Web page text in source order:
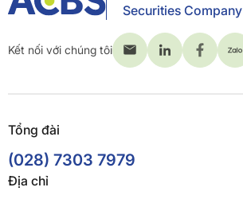
Securities Company
Kết nối với chúng tôi
Tổng đài
(028) 7303 7979
Địa chỉ